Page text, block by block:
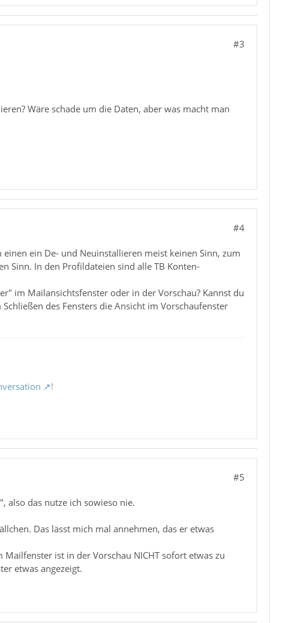
#3
Wäre schade um die Daten, aber was macht man
#4
ein De- und Neuinstallieren meist keinen Sinn, zum
Sinn. In den Profildateien sind alle TB Konten-
im Mailansichtsfenster oder in der Vorschau? Kannst du
des Fensters die Ansicht im Vorschaufenster
!
#5
also das nutze ich sowieso nie.
Das lässt mich mal annehmen, das er etwas
ist in der Vorschau NICHT sofort etwas zu
etwas angezeigt.